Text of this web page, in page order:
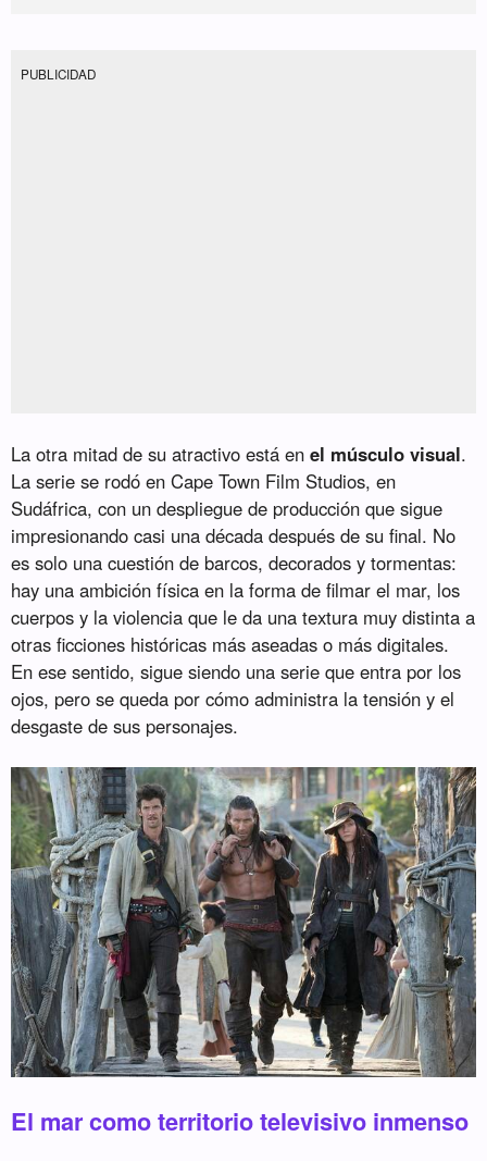
PUBLICIDAD
La otra mitad de su atractivo está enel músculo visual.
La serie se rodó en Cape Town Film Studios, en
Sudáfrica, con un despliegue de producción que sigue
impresionando casi una década después de su final. No
es solo una cuestión de barcos, decorados y tormentas:
hay una ambición física en la forma de filmar el mar, los
cuerpos y la violencia que le da una textura muy distinta a
otras ficciones históricas más aseadas o más digitales.
En ese sentido, sigue siendo una serie que entra por los
ojos, pero se queda por cómo administra la tensión y el
desgaste de sus personajes.
El mar como territorio televisivo inmenso